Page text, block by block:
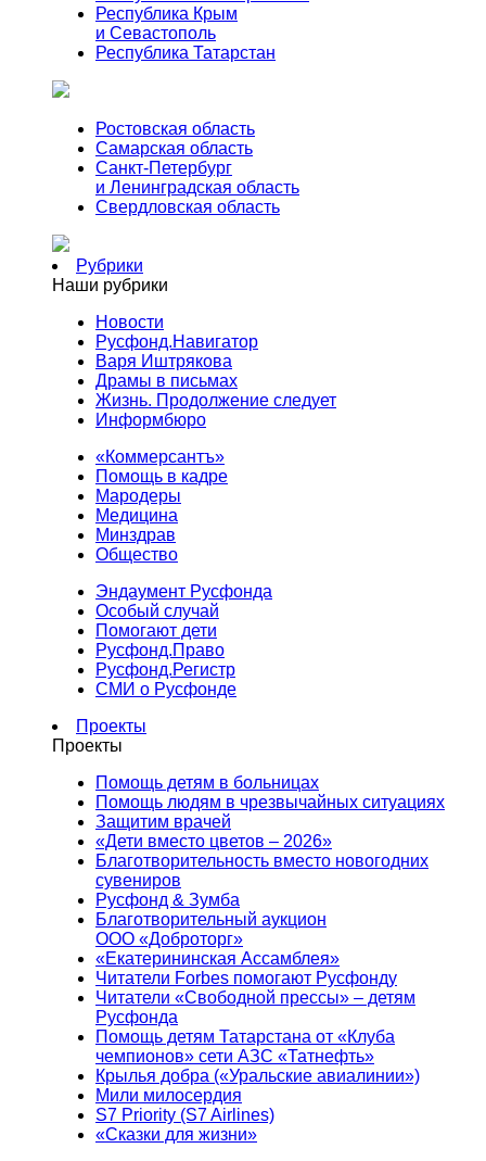
Республика Крым
и Севастополь
Республика Татарстан
Ростовская область
Самарская область
Санкт-Петербург
и Ленинградская область
Свердловская область
Рубрики
Наши рубрики
Новости
Русфонд.Навигатор
Варя Иштрякова
Драмы в письмах
Жизнь. Продолжение следует
Информбюро
«Коммерсантъ»
Помощь в кадре
Мародеры
Медицина
Минздрав
Общество
Эндаумент Русфонда
Особый случай
Помогают дети
Русфонд.Право
Русфонд.Регистр
СМИ о Русфонде
Проекты
Проекты
Помощь детям в больницах
Помощь людям в чрезвычайных ситуациях
Защитим врачей
«Дети вместо цветов – 2026»
Благотворительность вместо новогодних
сувениров
Русфонд & Зумба
Благотворительный аукцион
ООО «Доброторг»
«Екатерининская Ассамблея»
Читатели Forbes помогают Русфонду
Читатели «Свободной прессы» – детям
Русфонда
Помощь детям Татарстана от «Клуба
чемпионов» сети АЗС «Татнефть»
Крылья добра («Уральские авиалинии»)
Мили милосердия
S7 Priority (S7 Airlines)
«Сказки для жизни»